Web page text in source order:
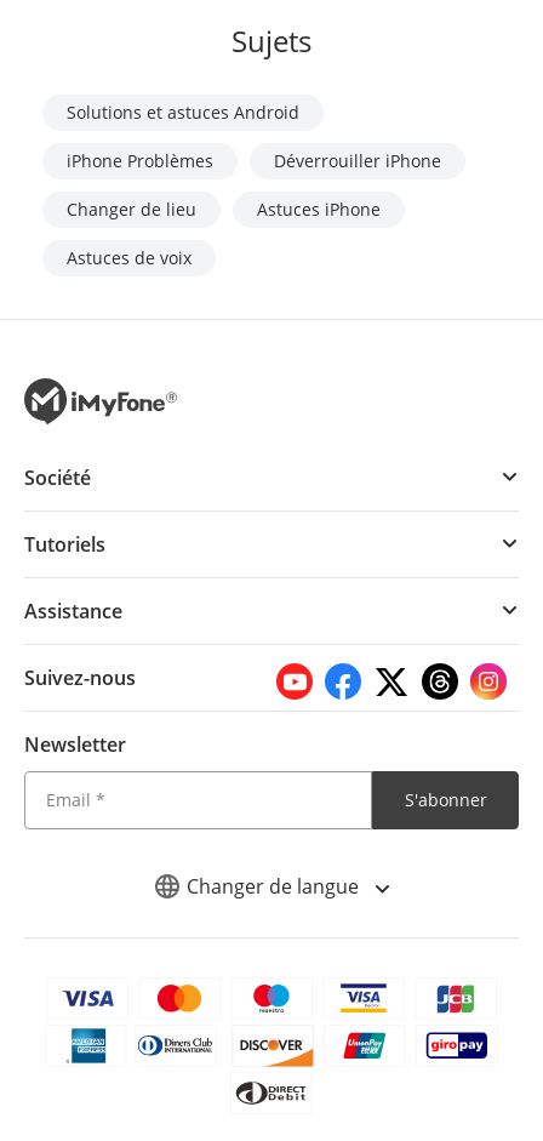
Sujets
Solutions et astuces Android
iPhone Problèmes Déverrouiller iPhone
Changer de lieu Astuces iPhone
Astuces de voix
Changer de langue
Société
Tutoriels
Assistance
Suivez-nous
Newsletter
S'abonner